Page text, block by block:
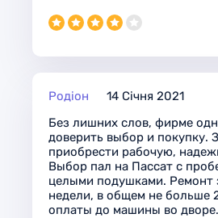
Родіон
14 Січня 2021
Без лишних слов, фирме
доверить выбор и покупку.
приобрести рабочую,
Выбор пал на Пассат с
целыми подушками. Ремонт
недели, в общем не больше
оплаты до машины во